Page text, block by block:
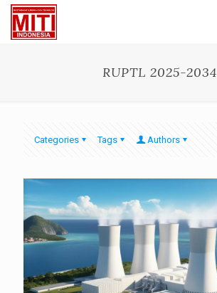
RUPTL 2025-2034
Categories Tags Authors